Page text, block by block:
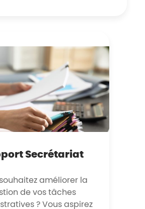
Secrétariat
améliorer la
de vos tâches
? Vous aspirez